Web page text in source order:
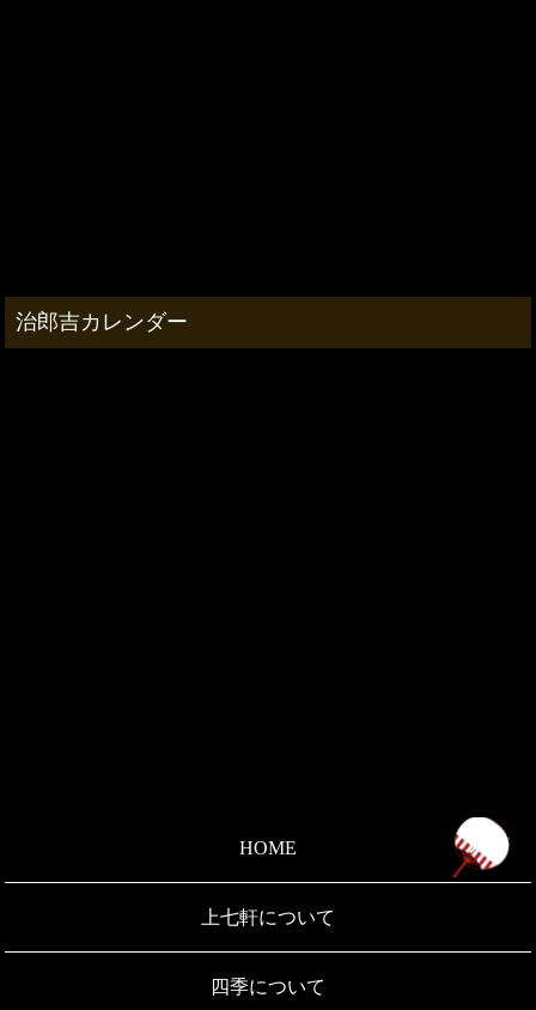
HOME
上七軒について
四季について